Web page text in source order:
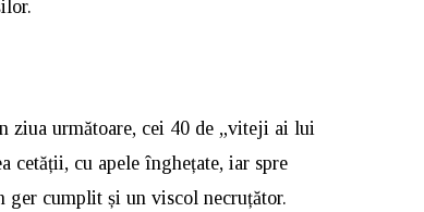
ziua următoare, cei 40 de „viteji ai lui
cetății, cu apele înghețate, iar spre
ger cumplit și un viscol necruțător.